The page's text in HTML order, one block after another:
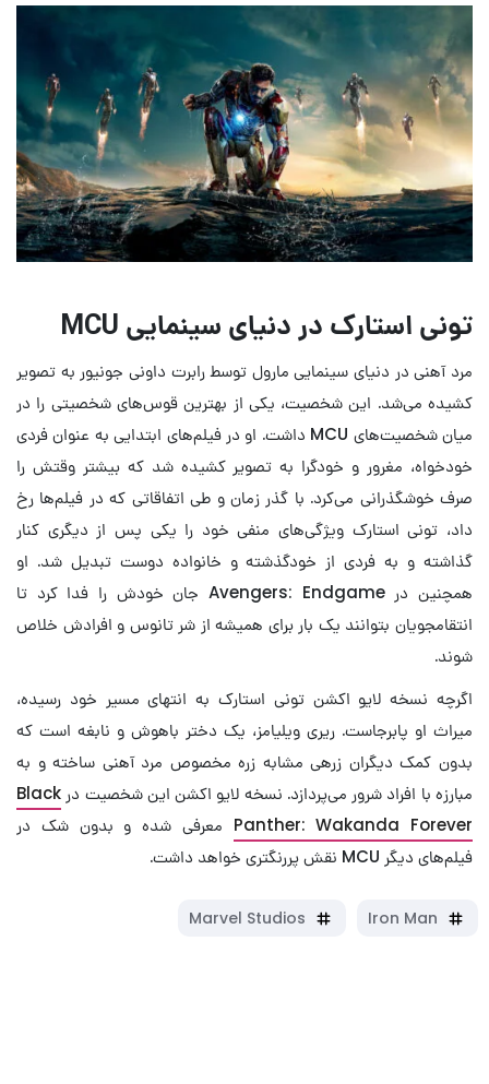
تونی استارک در دنیای سینمایی MCU
مرد آهنی در دنیای سینمایی مارول توسط رابرت داونی جونیور به تصویر
کشیده می‌شد. این شخصیت، یکی از بهترین قوس‌های شخصیتی را در
میان شخصیت‌های MCU داشت. او در فیلم‌های ابتدایی به عنوان فردی
خودخواه، مغرور و خودگرا به تصویر کشیده شد که بیشتر وقتش را
صرف خوشگذرانی می‌کرد. با گذر زمان و طی اتفاقاتی که در فیلم‌ها رخ
داد، تونی استارک ویژگی‌های منفی خود را یکی پس از دیگری کنار
گذاشته و به فردی از خودگذشته و خانواده دوست تبدیل شد. او
همچنین در Avengers: Endgame جان خودش را فدا کرد تا
انتقامجویان بتوانند یک بار برای همیشه از شر تانوس و افرادش خلاص
شوند.
اگرچه نسخه لایو اکشن تونی استارک به انتهای مسیر خود رسیده،
میراث او پابرجاست. ریری ویلیامز، یک دختر باهوش و نابغه است که
بدون کمک دیگران زرهی مشابه زره مخصوص مرد آهنی ساخته و به
مبارزه با افراد شرور می‌پردازد. نسخه لایو اکشن این شخصیت در Black
Panther: Wakanda Forever معرفی شده و بدون شک در
فیلم‌های دیگر MCU نقش پررنگتری خواهد داشت.
Iron Man
Marvel Studios